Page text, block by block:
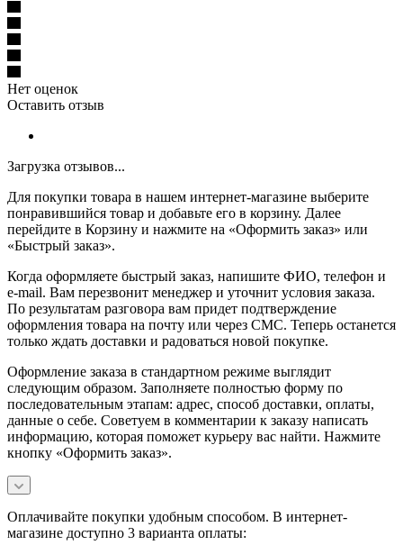
Нет оценок
Оставить отзыв
Загрузка отзывов...
Для покупки товара в нашем интернет-магазине выберите
понравившийся товар и добавьте его в корзину. Далее
перейдите в Корзину и нажмите на «Оформить заказ» или
«Быстрый заказ».
Когда оформляете быстрый заказ, напишите ФИО, телефон и
e-mail. Вам перезвонит менеджер и уточнит условия заказа.
По результатам разговора вам придет подтверждение
оформления товара на почту или через СМС. Теперь останется
только ждать доставки и радоваться новой покупке.
Оформление заказа в стандартном режиме выглядит
следующим образом. Заполняете полностью форму по
последовательным этапам: адрес, способ доставки, оплаты,
данные о себе. Советуем в комментарии к заказу написать
информацию, которая поможет курьеру вас найти. Нажмите
кнопку «Оформить заказ».
Оплачивайте покупки удобным способом. В интернет-
магазине доступно 3 варианта оплаты: